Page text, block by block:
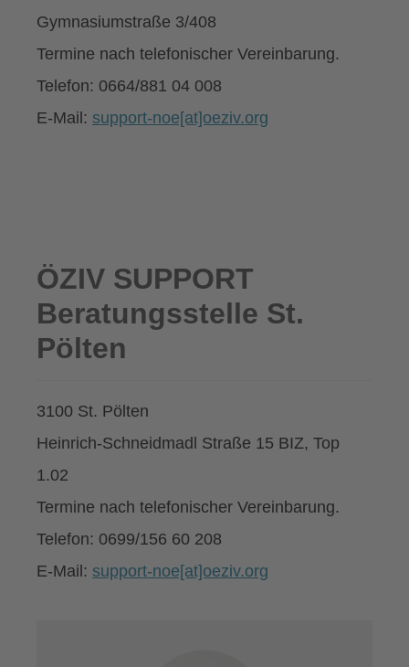
Gymnasiumstraße 3/408
Termine nach telefonischer Vereinbarung.
Telefon: 0664/881 04 008
E-Mail: support-noe[at]oeziv.org
ÖZIV SUPPORT
Beratungsstelle St.
Pölten
3100 St. Pölten
Heinrich-Schneidmadl Straße 15 BIZ, Top
1.02
Termine nach telefonischer Vereinbarung.
Telefon: 0699/156 60 208
E-Mail: support-noe[at]oeziv.org